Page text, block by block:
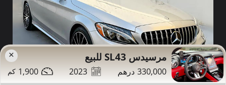
× مرسيدس SL43 للبيع
330,000
2023
1,900